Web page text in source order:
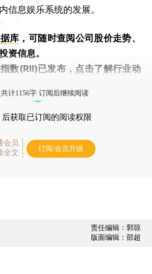
信息娱乐系统的发展。
库 ，可随时查阅公司股价走势、
资信息。
数(RII)已发布， 点击了解行业动
计1156字 订阅后继续阅读
后获取已订阅的阅读权限
会员
全文
订阅/会员升级
责任编辑：郭琼
版面编辑：邵超